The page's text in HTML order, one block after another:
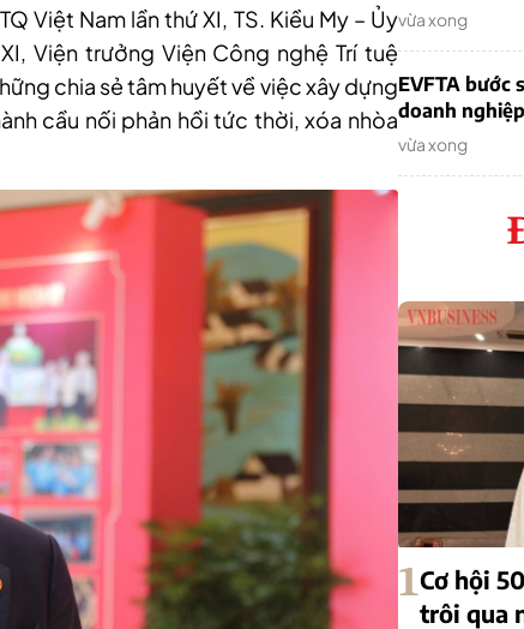
Việt Nam lần thứ XI, TS. Kiều My – Ủy
Viện trưởng Viện Công nghệ Trí tuệ
chia sẻ tâm huyết về việc xây dựng
cầu nối phản hồi tức thời, xóa nhòa
vừa xong
EVFTA bước
doanh
vừa xong
1Cơ hội
trôi qua